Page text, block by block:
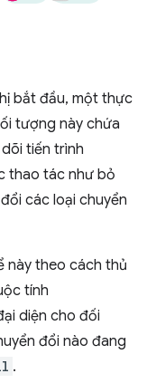
bắt đầu, một thực
tượng này chứa
tiến trình
thao tác như bỏ
các loại chuyển
này theo cách thủ
tính
diện cho đối
đổi nào đang
.